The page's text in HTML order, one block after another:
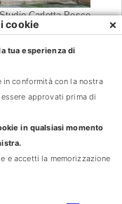
Studio Carlotta Pesce
cookie ×
tua esperienza di
conformità con la nostra
approvati prima di
in qualsiasi momento
e accetti la memorizzazione